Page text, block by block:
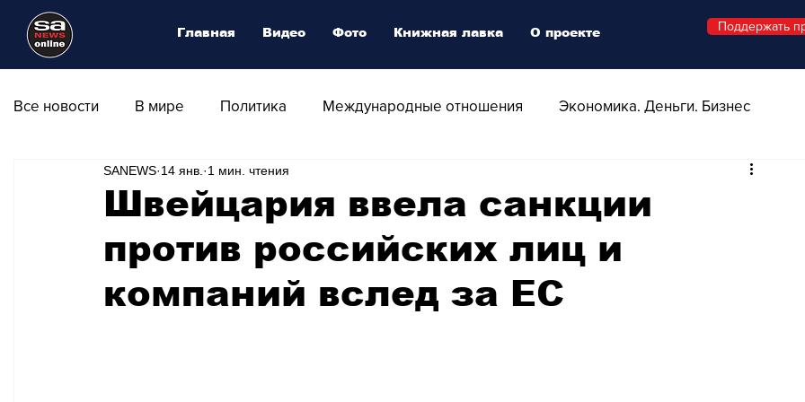
Все новости В мире Политика Международные отношения Экономика. Деньги. Бизнес
Общество Армия Аналитика
Транспорт Культура Магия искусства Swiss Афиша Стиль Стильный четверг
Швейцария ввела санкции
против российских лиц и
компаний вслед за ЕС
SANEWS 14 янв. 1 мин. чтения
Главная Видео Фото Книжная лавка О проекте Поддержать